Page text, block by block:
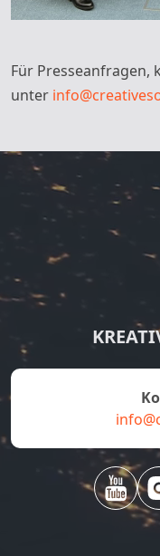
Für Presseanfragen,
unter